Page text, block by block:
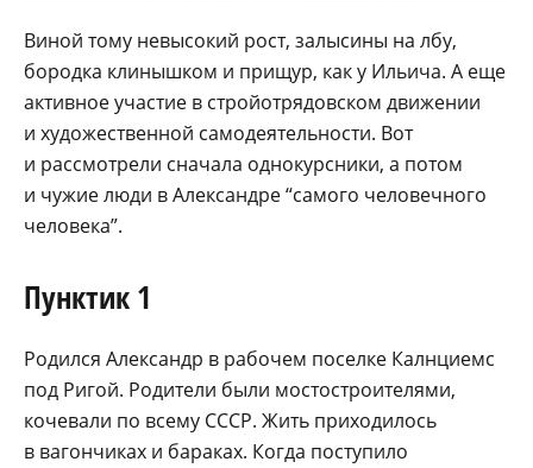
Виной тому невысокий рост, залысины на лбу,
бородка клинышком и прищур, как у Ильича. А еще
активное участие в стройотрядовском движении
и художественной самодеятельности. Вот
и рассмотрели сначала однокурсники, а потом
и чужие люди в Александре “самого человечного
человека”.
Пунктик 1
Родился Александр в рабочем поселке Калнциемс
под Ригой. Родители были мостостроителями,
кочевали по всему СССР. Жить приходилось
в вагончиках и бараках. Когда поступило